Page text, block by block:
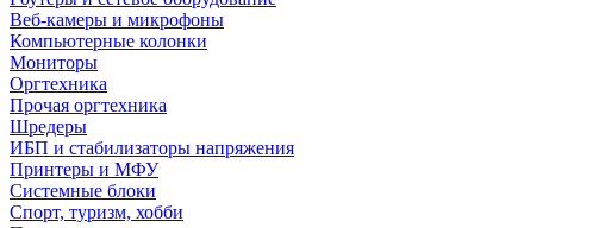
Веб-камеры и микрофоны
Компьютерные колонки
Мониторы
Оргтехника
Прочая оргтехника
Шредеры
ИБП и стабилизаторы напряжения
Принтеры и МФУ
Системные блоки
Спорт, туризм, хобби